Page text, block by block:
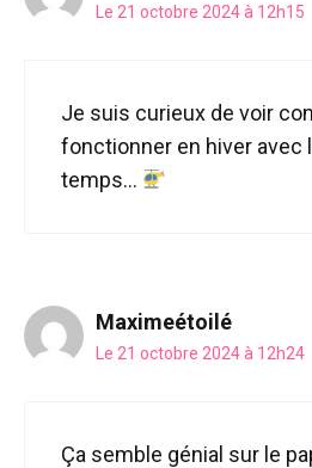
Le 21 octobre 2024 à 12h15
Je suis curieux de voir
fonctionner en hiver avec
temps…
Maximeétoilé
Le 21 octobre 2024 à 12h24
Ça semble génial sur le